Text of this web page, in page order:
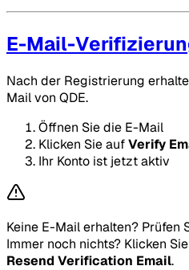
E-Mail-
Nach der Registrierung
Mail von QDE.
Öffnen Sie die E-Mail
Klicken Sie aufVerify
Ihr Konto ist jetzt aktiv
Keine E-Mail erhalten? Prüfen
Immer noch nichts? Klicken
Resend Verification Email.